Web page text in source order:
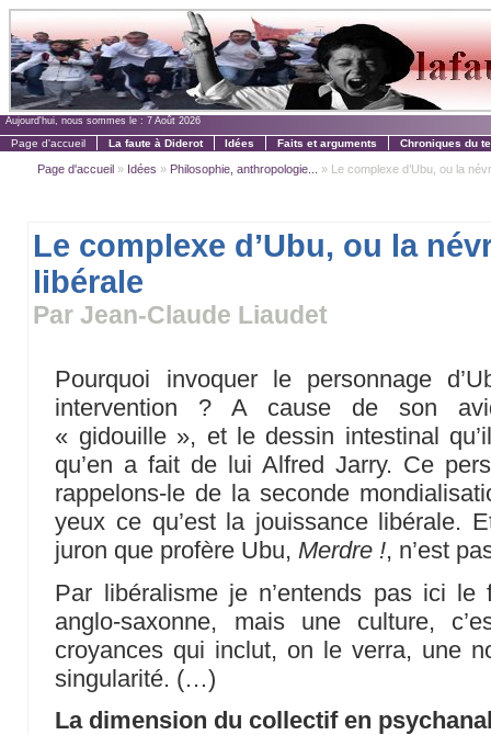
Aujourd'hui, nous sommes le : 7 Août 2026
Page d'accueil La faute à Diderot Idées Faits et arguments Chroniques du
Page d'accueil » Idées » Philosophie, anthropologie... » Le complexe d’Ubu, ou la
Le complexe d’Ubu, ou la
libérale
Par Jean-Claude Liaudet
Pourquoi invoquer le personnage
intervention ? A cause de son
« gidouille », et le dessin intestinal
qu’en a fait de lui Alfred Jarry. Ce
rappelons-le de la seconde
yeux ce qu’est la jouissance libérale.
juron que profère Ubu,Merdre !, n’est
Par libéralisme je n’entends pas ici le
anglo-saxonne, mais une culture,
croyances qui inclut, on le verra, une
singularité. (…)
La dimension du collectif en